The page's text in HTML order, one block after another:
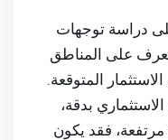
دراسة توجهات
على المناطق
المتوقعة.
بدقة،
فقد يكون